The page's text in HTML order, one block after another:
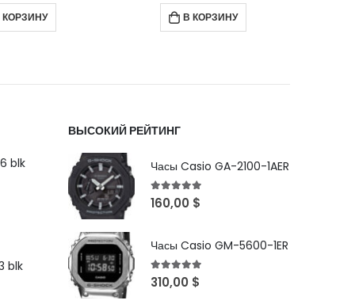
КОРЗИНУ В КОРЗИНУ
blk
blk
ВЫСОКИЙ РЕЙТИНГ
Часы Casio GA-2100-1AER
5out of 5
160,00 $
Часы Casio GM-5600-1ER
5out of 5
310,00 $